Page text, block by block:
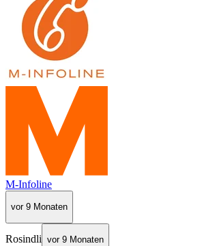
M-Infoline
vor 9 Monaten
Rosindli vor 9 Monaten